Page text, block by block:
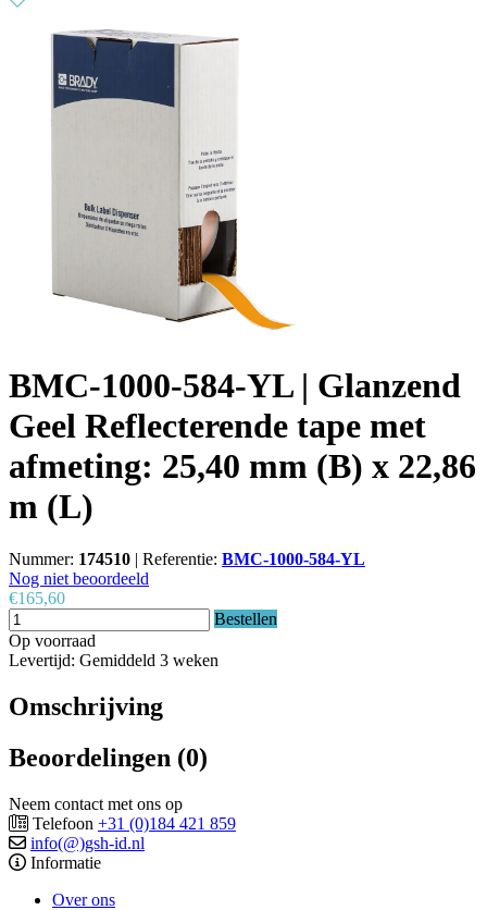
BMC-1000-584-YL | Glanzend
Geel Reflecterende tape met
afmeting: 25,40 mm (B) x 22,86
m (L)
Nummer: 174510 | Referentie: BMC-1000-584-YL
Nog niet beoordeeld
€165,60
Bestellen
Op voorraad
Levertijd: Gemiddeld 3 weken
Omschrijving
Beoordelingen (0)
Neem contact met ons op
Telefoon +31 (0)184 421 859
info(@)gsh-id.nl
Informatie
Over ons